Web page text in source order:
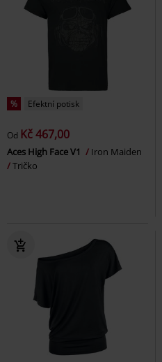
% Efektní potisk
Od Kč 467,00
Aces High Face V1
Iron Maiden
Tričko